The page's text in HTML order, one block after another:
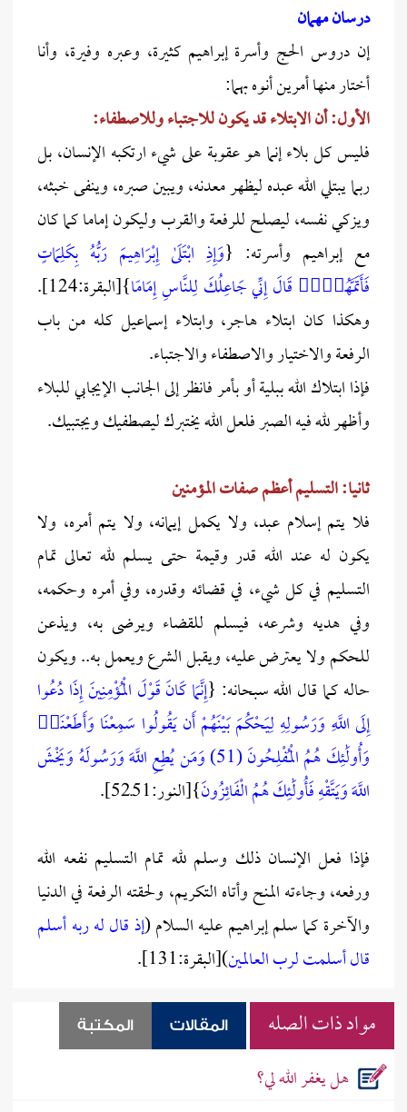
درسان مهمان
إن دروس الحج وأسرة إبراهيم كثيرة، وعبره وفيرة، وأنا
أختار منها أمرين أنوه بهما:
الأول: أن الابتلاء قد يكون للاجتباء وللاصطفاء:
فليس كل بلاء إنما هو عقوبة على شيء ارتكبه الإنسان، بل
ربما يبتلي الله عبده ليظهر معدنه، ويبين صبره، وينفى خبثه،
ويزكي نفسه، ليصلح للرفعة والقرب وليكون إماما كما كان
مع إبراهيم وأسرته: {وَإِذِ ابْتَلَىٰ إِبْرَاهِيمَ رَبُّهُ بِكَلِمَاتٍ
فَأَتَمَّهُنَّۖ قَالَ إِنِّي جَاعِلُكَ لِلنَّاسِ إِمَامًا
}[البقرة:124].
وهكذا كان ابتلاء هاجر، وابتلاء إسماعيل كله من باب
الرفعة والاختيار والاصطفاء والاجتباء.
فإذا ابتلاك الله ببلية أو بأمر فانظر إلى الجانب الإيجابي للبلاء
وأظهر لله فيه الصبر فلعل الله يختبرك ليصطفيك ويجتبيك.
ثانيا: التسليم أعظم صفات المؤمنين
فلا يتم إسلام عبد، ولا يكمل إيمانه، ولا يتم أمره، ولا
يكون له عند الله قدر وقيمة حتى يسلم لله تعالى تمام
التسليم في كل شيء، في قضائه وقدره، وفي أمره وحكمه،
وفي هديه وشرعه، فيسلم للقضاء ويرضى به، ويذعن
للحكم ولا يعترض عليه، ويقبل الشرع ويعمل به.. ويكون
حاله كما قال الله سبحانه: {إِنَّمَا كَانَ قَوْلَ الْمُؤْمِنِينَ إِذَا دُعُوا
إِلَى اللَّهِ وَرَسُولِهِ لِيَحْكُمَ بَيْنَهُمْ أَن يَقُولُوا سَمِعْنَا وَأَطَعْنَاۚ
وَأُولَٰئِكَ هُمُ الْمُفْلِحُونَ (51) وَمَن يُطِعِ اللَّهَ وَرَسُولَهُ وَيَخْشَ
اللَّهَ وَيَتَّقْهِ فَأُولَٰئِكَ هُمُ الْفَائِزُونَ}[النور:51ـ52].
فإذا فعل الإنسان ذلك وسلم لله تمام التسليم نفعه الله
ورفعه، وجاءته المنح وأتاه التكريم، ولحقته الرفعة في الدنيا
والآخرة كما سلم إبراهيم عليه السلام (إذ قال له ربه أسلم
قال أسلمت لرب العالمين)[البقرة:131].
مواد ذات الصله المقالات المكتبة
هل يغفر الله لي؟